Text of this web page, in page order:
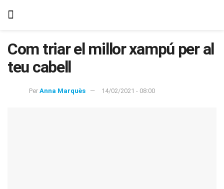
Com triar el millor xampú per al
teu cabell
Per Anna Marquès 14/02/2021 - 08:00